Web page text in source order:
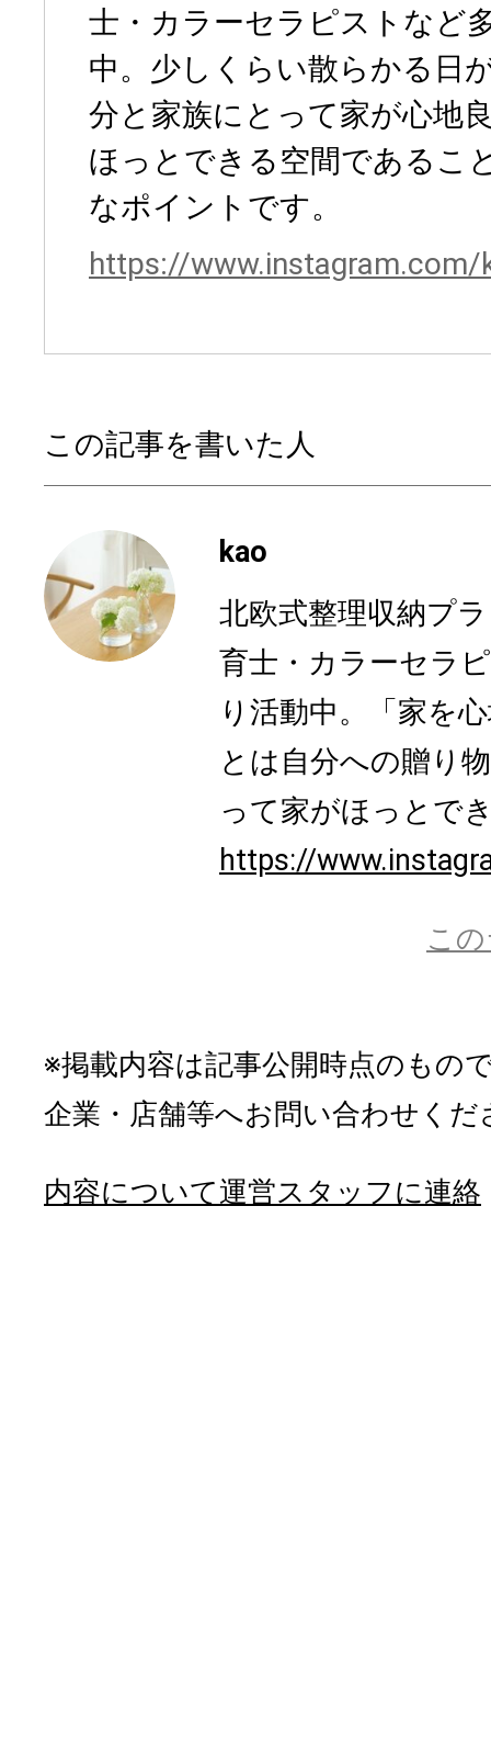
士・カラーセラピストなど
中。少しくらい散らかる日
分と家族にとって家が心地
ほっとできる空間であるこ
なポイントです。
https://www.instagram.com/
この記事を書いた人
kao
北欧式整理収納プ
育士・カラーセラ
り活動中。「家を
とは自分への贈り
って家がほっとで
https://
こ
※掲載内容は記事公開時点のもの
企業・店舗等へお問い合わせくだ
内容について運営スタッフに連絡